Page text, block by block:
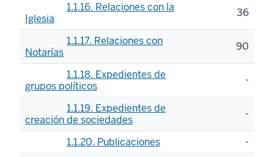
1.1.16. Relaciones con la
Iglesia
36
1.1.17. Relaciones con
Notarías
90
1.1.18. Expedientes de
grupos políticos
-
1.1.19. Expedientes de
creación de sociedades
-
1.1.20. Publicaciones
-